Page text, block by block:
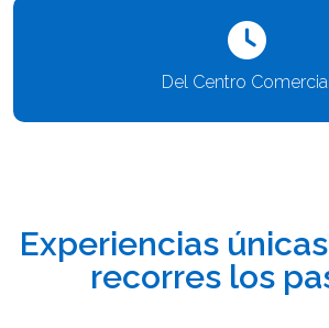
Del Centro
Experiencias
recorres los